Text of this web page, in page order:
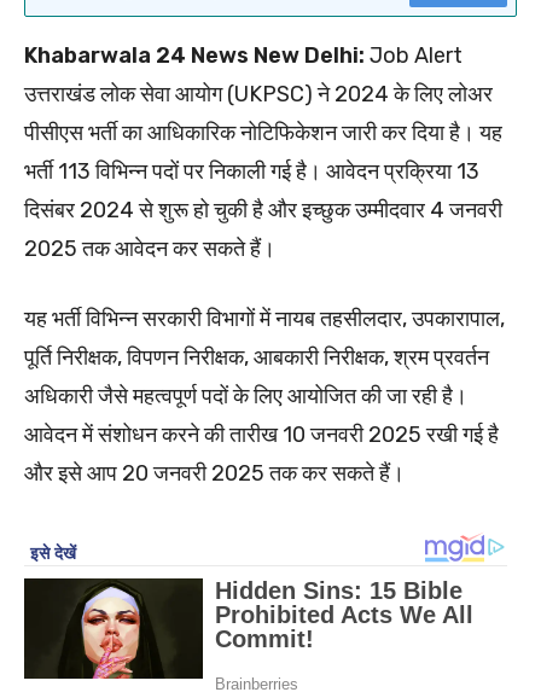
Khabarwala 24 News New Delhi: Job Alert
उत्तराखंड लोक सेवा आयोग (UKPSC) ने 2024 के लिए लोअर
पीसीएस भर्ती का आधिकारिक नोटिफिकेशन जारी कर दिया है। यह
भर्ती 113 विभिन्न पदों पर निकाली गई है। आवेदन प्रक्रिया 13
दिसंबर 2024 से शुरू हो चुकी है और इच्छुक उम्मीदवार 4 जनवरी
2025 तक आवेदन कर सकते हैं।
यह भर्ती विभिन्न सरकारी विभागों में नायब तहसीलदार, उपकारापाल,
पूर्ति निरीक्षक, विपणन निरीक्षक, आबकारी निरीक्षक, श्रम प्रवर्तन
अधिकारी जैसे महत्वपूर्ण पदों के लिए आयोजित की जा रही है।
आवेदन में संशोधन करने की तारीख 10 जनवरी 2025 रखी गई है
और इसे आप 20 जनवरी 2025 तक कर सकते हैं।